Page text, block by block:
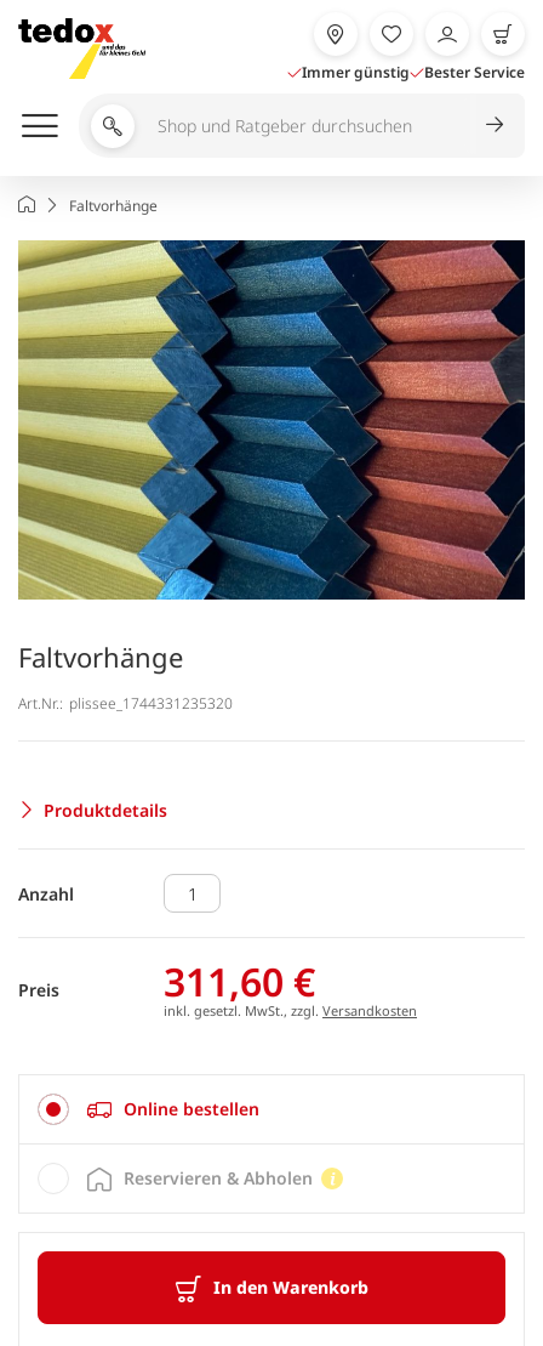
Inhalt
springen
Immer günstig Bester Service
Shop
durchsuchen
StartseiteFaltvorhänge
Faltvorhänge
Art.Nr.: plissee_1744331235320
Produktdetails
Anzahl
Preis 311,60 €
inkl. gesetzl. MwSt., zzgl. Versandkosten
Online bestellen
In den Warenkorb
Reservieren & Abholen